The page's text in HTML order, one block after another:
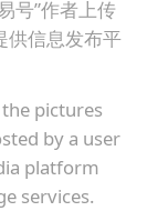
号”作者上传
供信息发布平
pictures
by a user
platform
services.